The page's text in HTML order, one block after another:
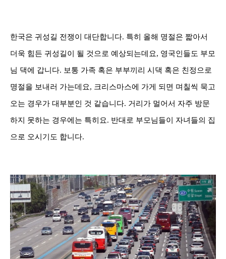
한국은 귀성길 전쟁이 대단합니다. 특히 올해 명절은 짧아서
더욱 힘든 귀성길이 될 것으로 예상되는데요, 영국인들도 부모
님 댁에 갑니다. 보통 가족 혹은 부부끼리 시댁 혹은 친정으로
명절을 보내러 가는데요, 크리스마스에 가게 되면 며칠씩 묵고
오는 경우가 대부분인 것 같습니다. 거리가 멀어서 자주 방문
하지 못하는 경우에는 특히요. 반대로 부모님들이 자녀들의 집
으로 오시기도 합니다.